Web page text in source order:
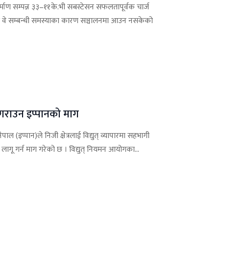
सम्पन्न ३३–११के.भी सबस्टेसन सफलतापूर्वक चार्ज
सम्बन्धी समस्याका कारण सञ्चालनमा आउन नसकेको
इप्पानको माग
(इप्पान)ले निजी क्षेत्रलाई विद्युत् व्यापारमा सहभागी
गर्न माग गरेको छ । विद्युत् नियमन आयोगका...